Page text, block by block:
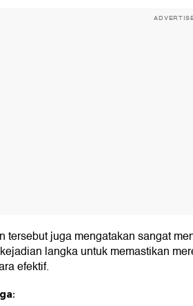
tersebut juga mengatakan sangat
langka untuk memastikan
efektif.